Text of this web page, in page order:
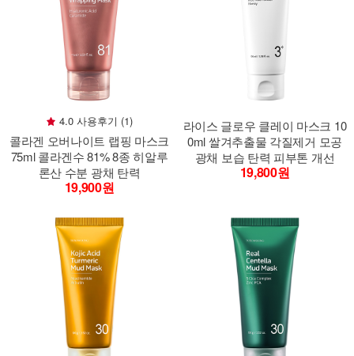
4.0 사용후기 (1)
콜라겐 오버나이트 랩핑 마스크
75ml 콜라겐수 81% 8종 히알루
론산 수분 광채 탄력
19,900원
라이스 글로우 클레이 마스크 10
0ml 쌀겨추출물 각질제거 모공
광채 보습 탄력 피부톤 개선
19,800원